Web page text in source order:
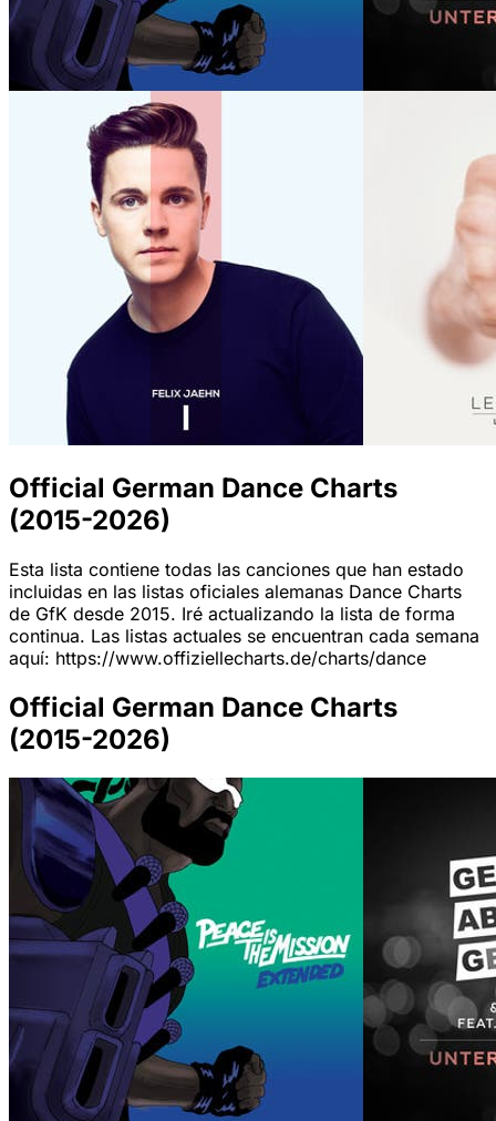
Official German Dance Charts
(2015-2026)
Esta lista contiene todas las canciones que han estado
incluidas en las listas oficiales alemanas Dance Charts
de GfK desde 2015. Iré actualizando la lista de forma
continua. Las listas actuales se encuentran cada semana
aquí: https://www.offiziellecharts.de/charts/dance
Official German Dance Charts
(2015-2026)